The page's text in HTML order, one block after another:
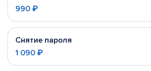
990 ₽
Снятие пароля
1 090 ₽